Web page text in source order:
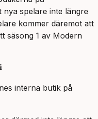
spelare inte längre
kommer däremot att
säsong 1 av Modern
interna butik på